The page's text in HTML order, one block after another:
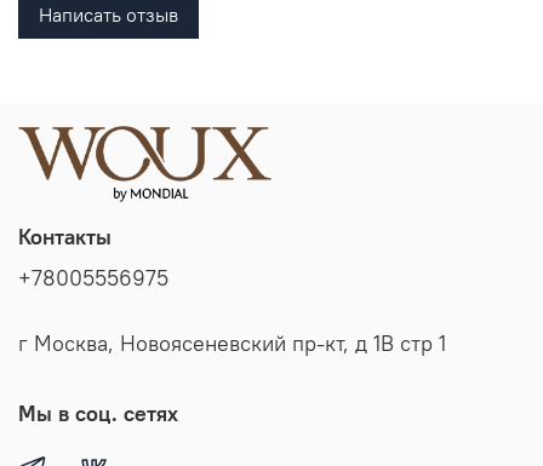
Написать отзыв
Контакты
+78005556975
г Москва, Новоясеневский пр-кт, д 1В стр 1
Мы в соц. сетях